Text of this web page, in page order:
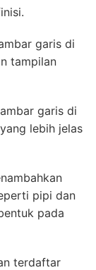
garis di
tampilan
garis di
lebih jelas
pipi dan
pada
terdaftar